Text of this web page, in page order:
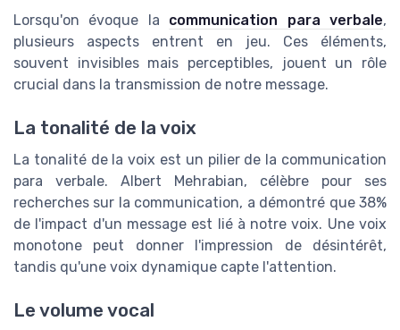
Lorsqu'on évoque la communication para verbale,
plusieurs aspects entrent en jeu. Ces éléments,
souvent invisibles mais perceptibles, jouent un rôle
crucial dans la transmission de notre message.
La tonalité de la voix
La tonalité de la voix est un pilier de la communication
para verbale. Albert Mehrabian, célèbre pour ses
recherches sur la communication, a démontré que 38%
de l'impact d'un message est lié à notre voix. Une voix
monotone peut donner l'impression de désintérêt,
tandis qu'une voix dynamique capte l'attention.
Le volume vocal